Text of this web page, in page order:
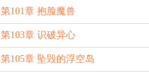
第101章 抱脸魔兽
第103章 识破异心
第105章 坠毁的浮空岛